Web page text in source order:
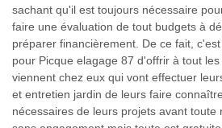
sachant qu'il est toujours nécessaire
faire une évaluation de tout budgets à
préparer financièrement. De ce fait,
pour Picque elagage 87 d'offrir à tout
viennent chez eux qui vont effectuer
et entretien jardin de leurs faire
nécessaires de leurs projets avant toute